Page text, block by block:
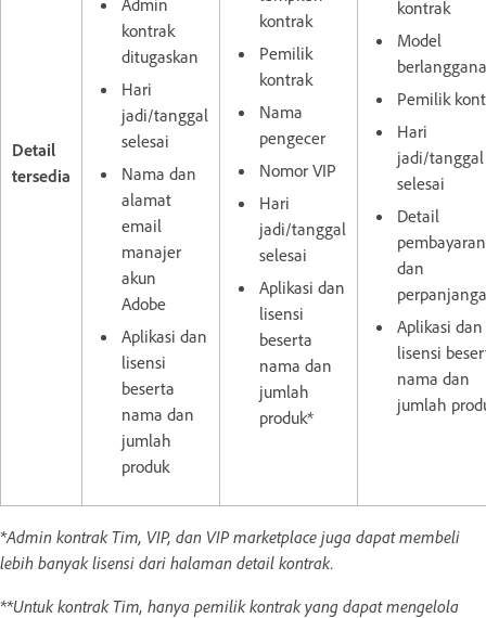
Detail
tersedia
Admin
kontrak
ditugaskan
Hari
jadi/tanggal
selesai
Nama dan
alamat
email
manajer
akun
Adobe
Aplikasi dan
lisensi
beserta
nama dan
jumlah
produk
kontrak
Pemilik
kontrak
Nama
pengecer
Nomor VIP
Hari
jadi/tanggal
selesai
Aplikasi dan
lisensi
beserta
nama dan
jumlah
produk*
kontrak
Model
Pemilik
Hari
jadi/tanggal
selesai
Detail
pembayaran
dan
Aplikasi dan
lisensi
nama dan
jumlah
*Admin kontrak Tim, VIP, dan VIP marketplace juga dapat membeli
lebih banyak lisensi dari halaman detail kontrak.
**Untuk kontrak Tim, hanya pemilik kontrak yang dapat mengelola